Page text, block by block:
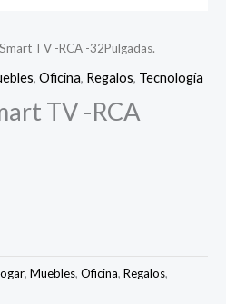
TV -RCA -32Pulgadas.
, Oficina, Regalos, Tecnología
TV -RCA
, Muebles, Oficina, Regalos,